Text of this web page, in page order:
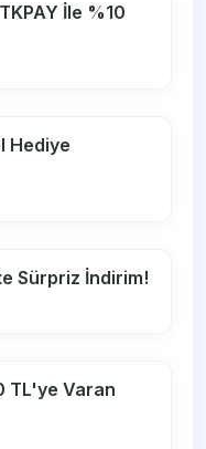
İle %10
Hediye
Sürpriz İndirim!
TL'ye Varan